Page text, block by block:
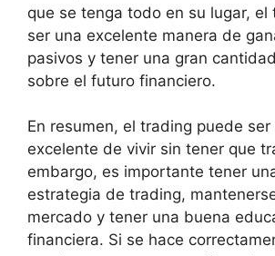
que se tenga todo en su lugar, el
ser una excelente manera de
pasivos y tener una gran
sobre el futuro financiero.
En resumen, el trading puede
excelente de vivir sin tener que
embargo, es importante tener
estrategia de trading,
mercado y tener una buena
financiera. Si se hace